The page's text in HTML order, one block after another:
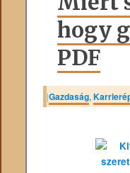
hogy
PDF
|Gazdaság,